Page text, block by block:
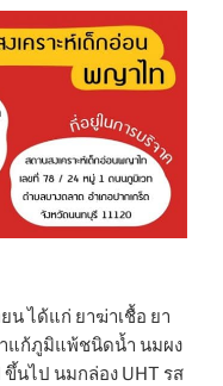
น ได้แก่ ยาฆ่าเชื้อ ยา
าแก้ภูมิแพ้ชนิดน้ำ นมผง
ขึ้นไป นมกล่อง UHT รส